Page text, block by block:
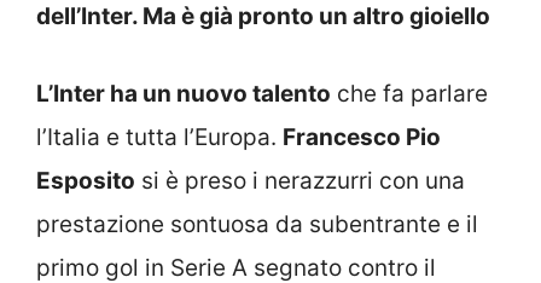
dell’Inter. Ma è già pronto un altro gioiello
L’Inter ha un nuovo talento che fa parlare
l’Italia e tutta l’Europa. Francesco Pio
Esposito si è preso i nerazzurri con una
prestazione sontuosa da subentrante e il
primo gol in Serie A segnato contro il